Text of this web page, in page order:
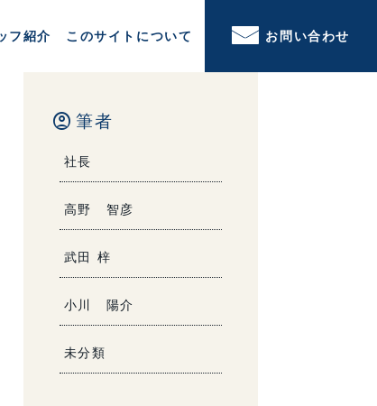
フ紹介 このサイトについて お問い合わせ
account_circle 筆者
社長
高野 智彦
武田 梓
小川 陽介
未分類